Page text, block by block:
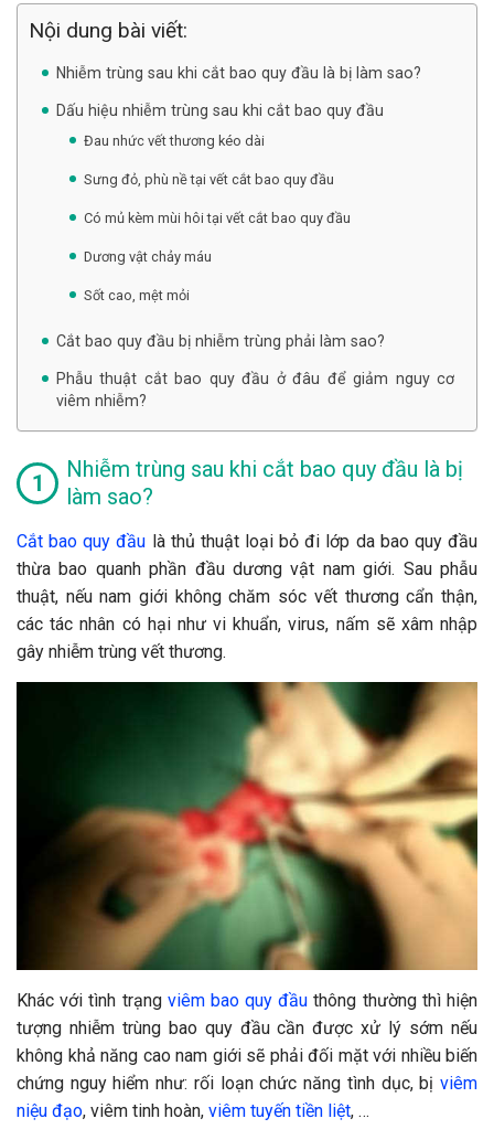
Nội dung bài viết:
Nhiễm trùng sau khi cắt bao quy đầu là bị làm sao?
Dấu hiệu nhiễm trùng sau khi cắt bao quy đầu
Đau nhức vết thương kéo dài
Sưng đỏ, phù nề tại vết cắt bao quy đầu
Có mủ kèm mùi hôi tại vết cắt bao quy đầu
Dương vật chảy máu
Sốt cao, mệt mỏi
Cắt bao quy đầu bị nhiễm trùng phải làm sao?
Phẫu thuật cắt bao quy đầu ở đâu để giảm nguy cơ
viêm nhiễm?
Nhiễm trùng sau khi cắt bao quy đầu là bị
làm sao?
Cắt bao quy đầu là thủ thuật loại bỏ đi lớp da bao quy đầu
thừa bao quanh phần đầu dương vật nam giới. Sau phẫu
thuật, nếu nam giới không chăm sóc vết thương cẩn thận,
các tác nhân có hại như vi khuẩn, virus, nấm sẽ xâm nhập
gây nhiễm trùng vết thương.
Khác với tình trạng viêm bao quy đầu thông thường thì hiện
tượng nhiễm trùng bao quy đầu cần được xử lý sớm nếu
không khả năng cao nam giới sẽ phải đối mặt với nhiều biến
chứng nguy hiểm như: rối loạn chức năng tình dục, bị viêm
niệu đạo, viêm tinh hoàn, viêm tuyến tiền liệt, …